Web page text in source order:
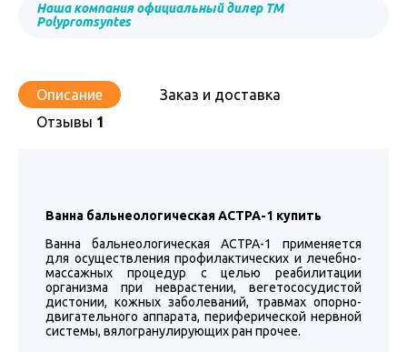
Наша компания официальный дилер ТМ
Polypromsyntes
Описание
Заказ и доставка
Отзывы 1
Ванна бальнеологическая АСТРА-1 купить
Ванна бальнеологическая АСТРА-1 применяется
для осуществления профилактических и лечебно-
массажных процедур с целью реабилитации
организма при неврастении, вегетососудистой
дистонии, кожных заболеваний, травмах опорно-
двигательного аппарата, периферической нервной
системы, вялогранулирующих ран прочее.